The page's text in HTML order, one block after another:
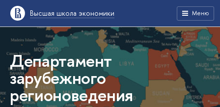
Высшая школа экономики Меню
Департамент
зарубежного
регионоведения